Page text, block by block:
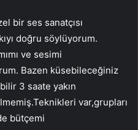
bir ses sanatçısı
doğru söylüyorum.
ve sesimi
Bazen küsebileceğiniz
3 saate yakın
var,grupları
bütçemi